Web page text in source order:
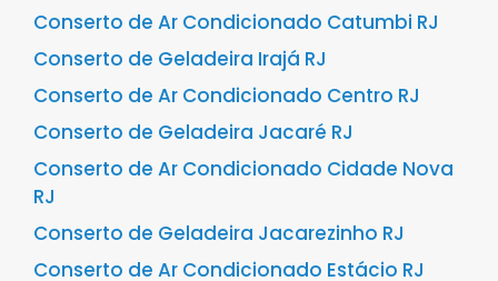
Conserto de Ar Condicionado Catumbi RJ
Conserto de Geladeira Irajá RJ
Conserto de Ar Condicionado Centro RJ
Conserto de Geladeira Jacaré RJ
Conserto de Ar Condicionado Cidade Nova
RJ
Conserto de Geladeira Jacarezinho RJ
Conserto de Ar Condicionado Estácio RJ